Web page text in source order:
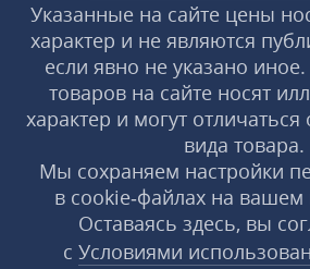
Указанные на сайте цены
характер и не являются
если явно не указано
товаров на сайте носят
характер и могут отличаться
вида товара.
Мы сохраняем настройки
в cookie‑файлах на
Оставаясь здесь, вы
с Условиями